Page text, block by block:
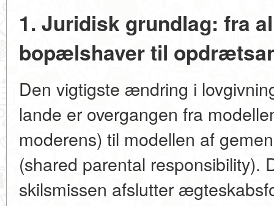
1. Juridisk grundlag: fra
bopælshaver til
Den vigtigste ændring i
lande er overgangen fra
moderens) til modellen af
(shared parental responsibility).
skilsmissen afslutter